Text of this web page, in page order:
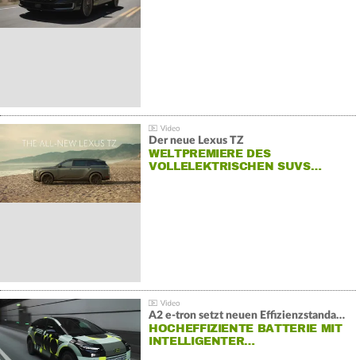
Der neue Lexus TZ
WELTPREMIERE DES
VOLLELEKTRISCHEN SUVS…
A2 e-tron setzt neuen Effizienzstandard bei Audi
HOCHEFFIZIENTE BATTERIE MIT
INTELLIGENTER…